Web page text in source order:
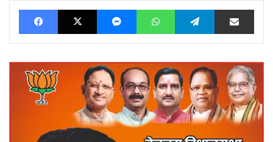
FacebookX MessengerWhatsAppTelegram Share via